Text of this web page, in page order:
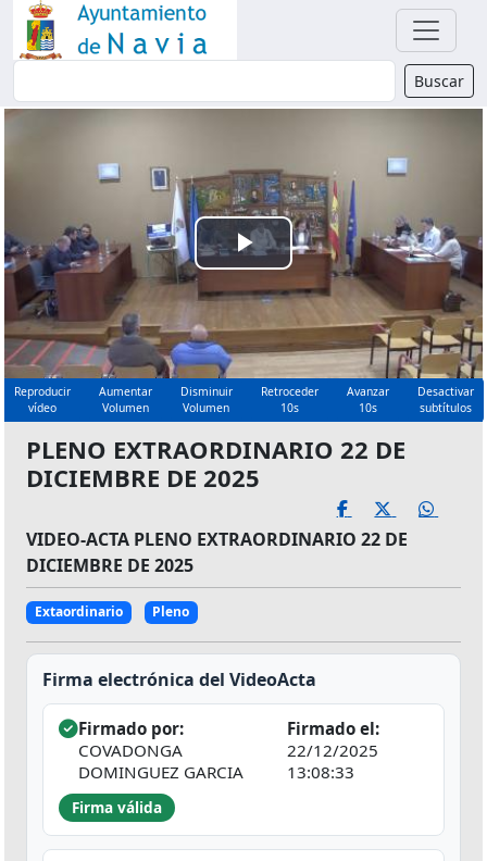
Buscador Buscar
Reproducir
Vídeo
Reproducir
vídeo
Aumentar
Volumen
Disminuir
Volumen
Retroceder
10s
Avanzar
10s
Desactivar
subtítulos
PLENO EXTRAORDINARIO 22 DE
DICIEMBRE DE 2025
VIDEO-ACTA PLENO EXTRAORDINARIO 22 DE
DICIEMBRE DE 2025
Extaordinario Pleno
Firma electrónica del VideoActa
Firmado por:
COVADONGA
DOMINGUEZ GARCIA
Firmado el:
22/12/2025
13:08:33
Firma válida